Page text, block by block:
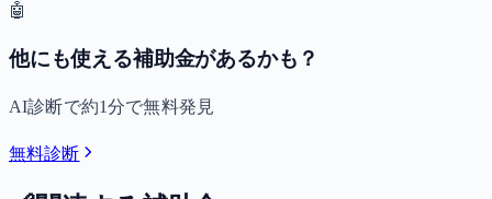
🤖
他にも使える補助金があるかも？
AI診断で約1分で無料発見
無料診断